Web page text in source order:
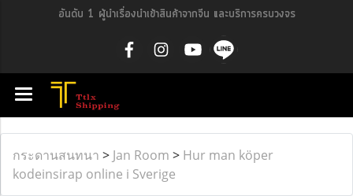
อันดับ 1 ผู้นำเรื่องนำเข้าสินค้าจากจีน และบริการครบวงจร
กระดานสนทนา > Jan Room > Hur man köper
kodeinsirap online i Sverige